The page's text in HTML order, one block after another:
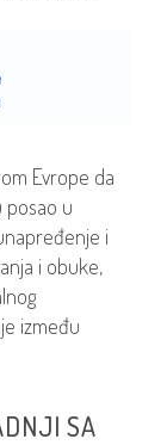
Evrope da
posao u
i
i obuke,
između
SA